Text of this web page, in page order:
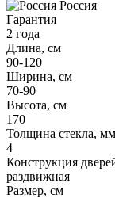
Россия
Гарантия
2 года
Длина, см
90-120
Ширина, см
70-90
Высота, см
170
Толщина стекла, мм
4
Конструкция
раздвижная
Размер, см